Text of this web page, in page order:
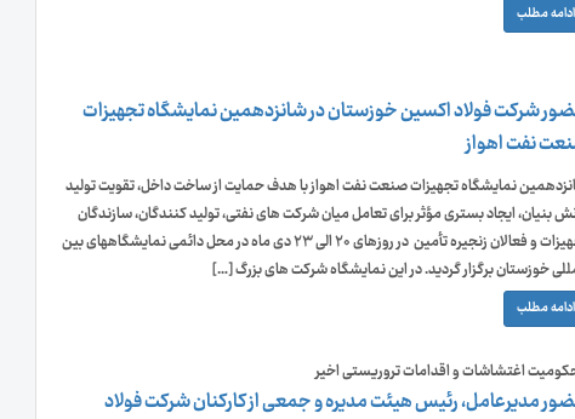
ادامه مطلب
شرکت فولاد اکسین خوزستان در شانزدهمین نمایشگاه تجهیزات
نفت اهواز
نمایشگاه تجهیزات صنعت نفت اهواز با هدف حمایت از ساخت داخل، تقویت تولید
بنیان، ایجاد بستری مؤثر برای تعامل میان شرکت‌ های نفتی، تولید کنندگان، سازندگان
تجهیزات و فعالان زنجیره تأمین در روزهای ۲۰ الی ۲۳ دی ماه در محل دائمی نمایشگاههای بین
خوزستان برگزار گردید. در این نمایشگاه شرکت‌ های بزرگ […]
ادامه مطلب
اغتشاشات و اقدامات تروریستی اخیر
مدیرعامل، رئیس هیئت مدیره و جمعی از کارکنان شرکت فولاد